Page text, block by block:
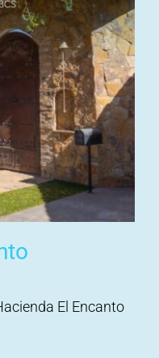
El Encanto